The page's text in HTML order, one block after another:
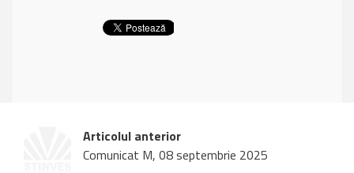
Articolul anterior
Comunicat M, 08 septembrie 2025